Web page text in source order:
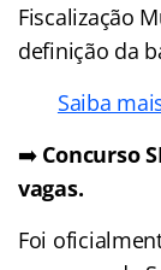
Fiscalização
definição da
Saiba
➡️ Concurso
vagas.
Foi